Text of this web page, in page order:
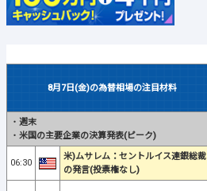
8月7日(金)の為替相場の注目材料
・ 週末
・ 米国の主要企業の決算発表(ピーク)
06:30
米)ムサレム：セントルイス連銀総裁
の発言(投票権なし)